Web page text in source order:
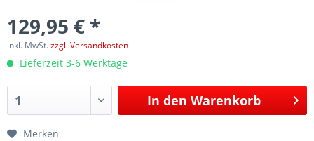
129,95 € *
inkl. MwSt.zzgl. Versandkosten
Lieferzeit 3-6 Werktage
In den Warenkorb
Merken